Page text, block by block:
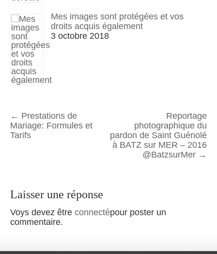
Mes images sont protégées et vos
droits acquis également
3 octobre 2018
← Prestations de
Mariage: Formules et
Tarifs
Reportage
photographique du
pardon de Saint Guénolé
à BATZ sur MER – 2016
@BatzsurMer →
Laisser une réponse
Voys devez êtreconnectépour poster un
commentaire.